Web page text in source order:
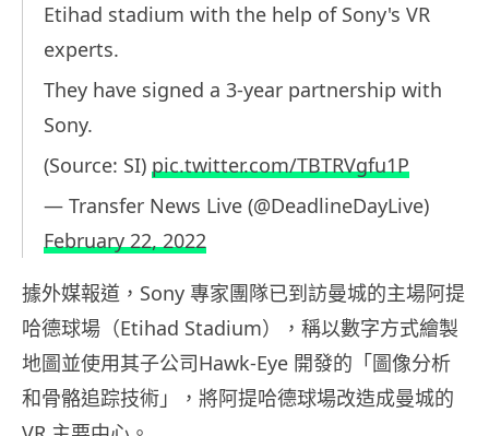
Etihad stadium with the help of Sony's VR
experts.
They have signed a 3-year partnership with
Sony.
(Source: SI) pic.twitter.com/TBTRVgfu1P
— Transfer News Live (@DeadlineDayLive)
February 22, 2022
據外媒報道，Sony 專家團隊已到訪曼城的主場阿提
哈德球場（Etihad Stadium），稱以數字方式繪製
地圖並使用其子公司Hawk-Eye 開發的「圖像分析
和骨骼追踪技術」，將阿提哈德球場改造成曼城的